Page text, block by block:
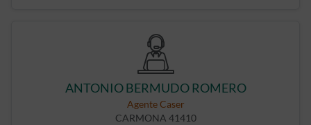
ANTONIO BERMUDO ROMERO
Agente Caser
CARMONA 41410